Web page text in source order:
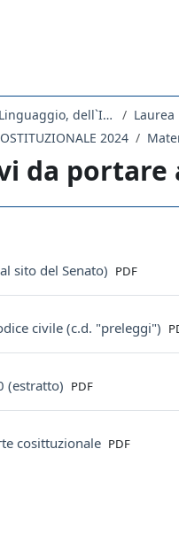
Dipartimento di Scienze Giuridiche, del Linguaggio, dell`Interpretazione e della Traduzione
2024
da portare
sito del Senato) File
PDF
civile (c.d. "preleggi")
(estratto) File
PDF
cosittuzionale File
PDF